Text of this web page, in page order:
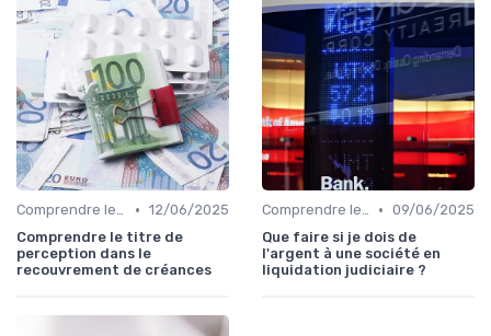
Comprendre le Recouvrement de Créances • 12/06/2025
Comprendre le titre de
perception dans le
recouvrement de créances
Comprendre le Recouvrement de Créances • 09/06/2025
Que faire si je dois de
l'argent à une société en
liquidation judiciaire ?